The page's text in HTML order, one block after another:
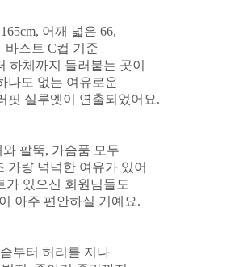
어깨 넓은 66,
바스트 C컵 기준
하체까지 들러붙는 곳이
나도 없는 여유로운
핏 실루엣이 연출되었어요.
와 팔뚝, 가슴품 모두
가량 넉넉한 여유가 있어
가 있으신 회원님들도
아주 편안하실 거예요.
부터 허리를 지나